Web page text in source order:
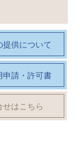
提供について
申請・許可書
せはこちら